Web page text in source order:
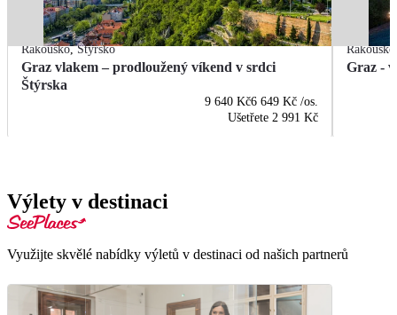
Rakousko,Štýrsko
Graz vlakem – prodloužený víkend v srdci
Štýrska
9 640 Kč6 649 Kč /os.
Ušetřete 2 991 Kč
Rakousko
Graz -
Výlety v destinaci
Využijte skvělé nabídky výletů v destinaci od našich partnerů